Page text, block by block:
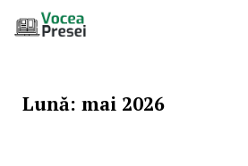
Lună: mai 2026